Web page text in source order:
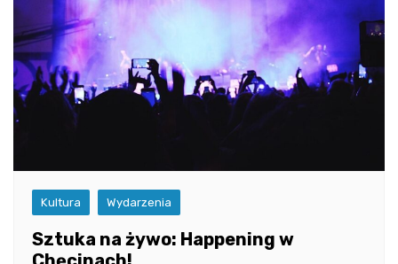
Kultura Wydarzenia
Sztuka na żywo: Happening w